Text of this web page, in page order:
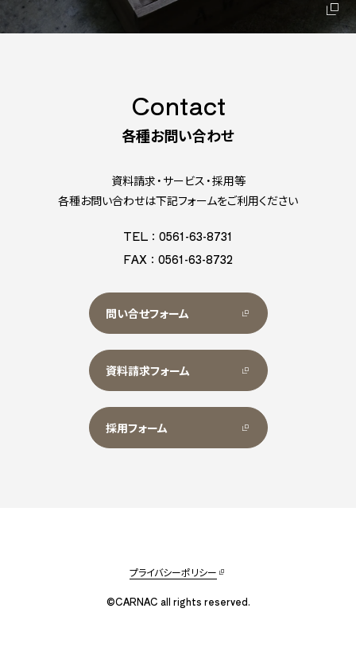
Contact
各種お問い合わせ
資料請求・サービス・採用等
各種お問い合わせは下記フォームをご利用ください
TEL：0561-63-8731
FAX：0561-63-8732
問い合せフォーム
資料請求フォーム
採用フォーム
プライバシーポリシー
©CARNAC all rights reserved.